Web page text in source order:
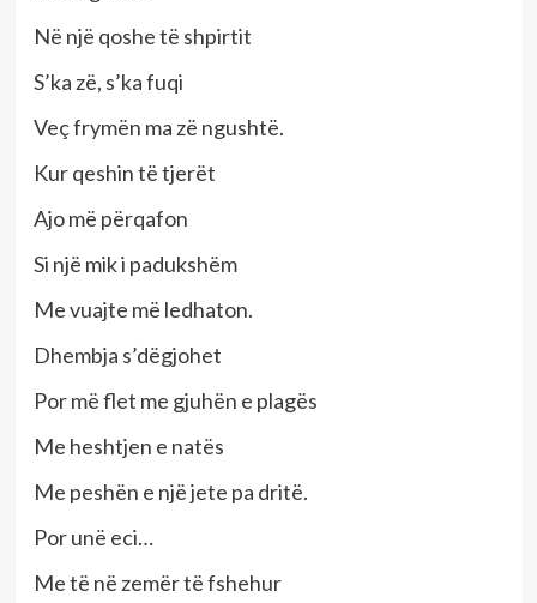
Në një qoshe të shpirtit
S’ka zë, s’ka fuqi
Veç frymën ma zë ngushtë.
Kur qeshin të tjerët
Ajo më përqafon
Si një mik i padukshëm
Me vuajte më ledhaton.
Dhembja s’dëgjohet
Por më flet me gjuhën e plagës
Me heshtjen e natës
Me peshën e një jete pa dritë.
Por unë eci…
Me të në zemër të fshehur